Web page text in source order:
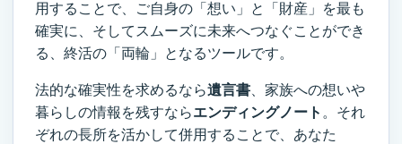
用することで、ご自身の「想い」と「財産」を最も
確実に、そしてスムーズに未来へつなぐことができ
る、終活の「両輪」となるツールです。
法的な確実性を求めるなら遺言書 、家族への想いや
暮らしの情報を残すならエンディングノート 。それ
ぞれの長所を活かして併用することで、あなた